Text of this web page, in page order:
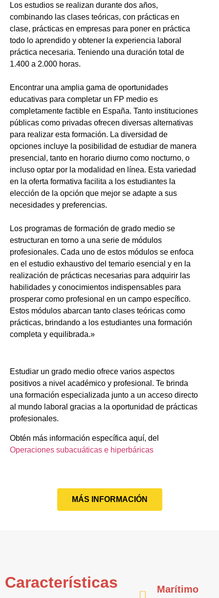
Los estudios se realizan durante dos años,
combinando las clases teóricas, con prácticas en
clase, prácticas en empresas para poner en práctica
todo lo aprendido y obtener la experiencia laboral
práctica necesaria. Teniendo una duración total de
1.400 a 2.000 horas.
Encontrar una amplia gama de oportunidades
educativas para completar un FP medio es
completamente factible en España. Tanto instituciones
públicas como privadas ofrecen diversas alternativas
para realizar esta formación. La diversidad de
opciones incluye la posibilidad de estudiar de manera
presencial, tanto en horario diurno como nocturno, o
incluso optar por la modalidad en línea. Esta variedad
en la oferta formativa facilita a los estudiantes la
elección de la opción que mejor se adapte a sus
necesidades y preferencias.
Los programas de formación de grado medio se
estructuran en torno a una serie de módulos
profesionales. Cada uno de estos módulos se enfoca
en el estudio exhaustivo del temario esencial y en la
realización de prácticas necesarias para adquirir las
habilidades y conocimientos indispensables para
prosperar como profesional en un campo específico.
Estos módulos abarcan tanto clases teóricas como
prácticas, brindando a los estudiantes una formación
completa y equilibrada.»
Estudiar un grado medio ofrece varios aspectos
positivos a nivel académico y profesional. Te brinda
una formación especializada junto a un acceso directo
al mundo laboral gracias a la oportunidad de prácticas
profesionales.
Obtén más información específica aquí, del
Operaciones subacuáticas e hiperbáricas
MÁS INFORMACIÓN
Características
Marítimo